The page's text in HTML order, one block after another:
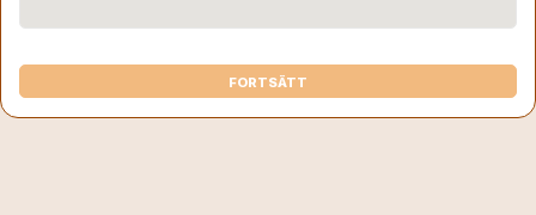
FORTSÄTT